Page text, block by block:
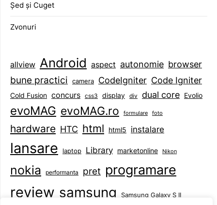
Șed și Cuget
Zvonuri
allview Android aspect autonomie browser
bune practici camera CodeIgniter Code Igniter
Cold Fusion concurs css3 display div dual core Evolio
evoMAG evoMAG.ro formulare foto
hardware HTC html html5 instalare
lansare laptop Library marketonline Nikon
nokia performanta pret programare
review samsung Samsung Galaxy S II